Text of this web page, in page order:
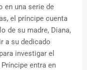
en una serie de
el príncipe cuenta
de su madre, Diana,
a su dedicado
investigar el
entra en